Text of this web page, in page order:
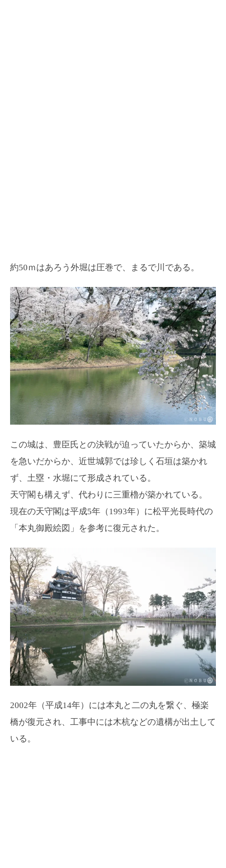
約50ｍはあろう外堀は圧巻で、まるで川である。
この城は、豊臣氏との決戦が迫っていたからか、築城
を急いだからか、近世城郭では珍しく石垣は築かれ
ず、土塁・水堀にて形成されている。
天守閣も構えず、代わりに三重櫓が築かれている。
現在の天守閣は平成5年（1993年）に松平光長時代の
「本丸御殿絵図」を参考に復元された。
2002年（平成14年）には本丸と二の丸を繋ぐ、極楽
橋が復元され、工事中には木杭などの遺構が出土して
いる。